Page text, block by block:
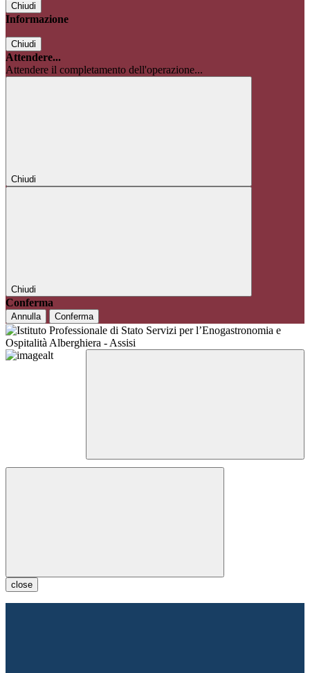
Chiudi
Informazione
Chiudi
Attendere...
Attendere il completamento dell'operazione...
Chiudi
Chiudi
Conferma
Annulla Conferma
close